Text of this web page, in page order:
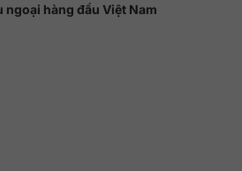
hàng đầu Việt Nam